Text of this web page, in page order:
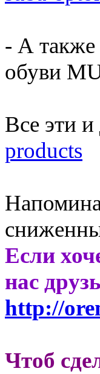
- А также
обуви
Все эти
products
Если
нас
http://
Чтоб